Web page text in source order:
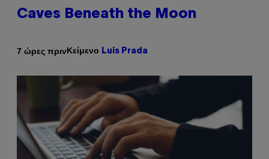
Caves Beneath the Moon
7 ώρες πρινΚείμενο Luis Prada